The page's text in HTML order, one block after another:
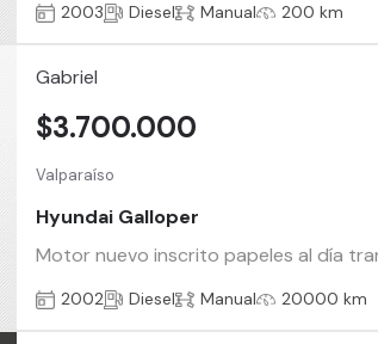
2003 Diesel Manual 200 km
Gabriel
Valparaíso
Hyundai Galloper
Motor nuevo inscrito papeles al día
$3.700.000
2002 Diesel Manual 20000 km